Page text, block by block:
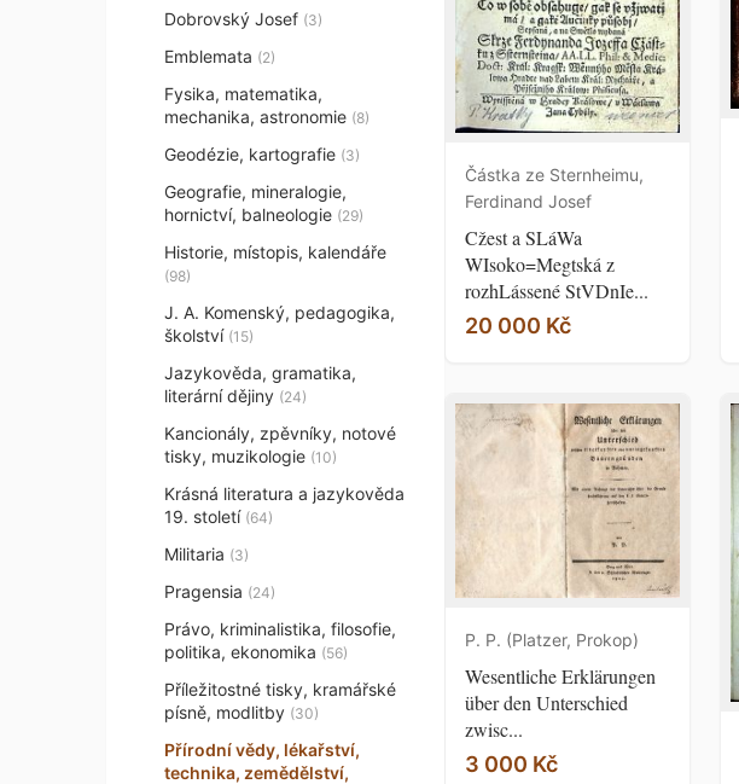
Dobrovský Josef (3)
Emblemata (2)
Fysika, matematika,
mechanika, astronomie (8)
Geodézie, kartografie (3)
Geografie, mineralogie,
hornictví, balneologie (29)
Historie, místopis, kalendáře
(98)
J. A. Komenský, pedagogika,
školství (15)
Jazykověda, gramatika,
literární dějiny (24)
Kancionály, zpěvníky, notové
tisky, muzikologie (10)
Krásná literatura a jazykověda
19. století (64)
Militaria (3)
Pragensia (24)
Právo, kriminalistika, filosofie,
politika, ekonomika (56)
Příležitostné tisky, kramářské
písně, modlitby (30)
Přírodní vědy, lékařství,
technika, zemědělství,
Částka ze Sternheimu,
Ferdinand Josef
Cžest a SLáWa
WIsoko=Megtská z
rozhLássené StVDnIe...
20 000 Kč
P. P. (Platzer, Prokop)
Wesentliche Erklärungen
über den Unterschied
zwisc...
3 000 Kč